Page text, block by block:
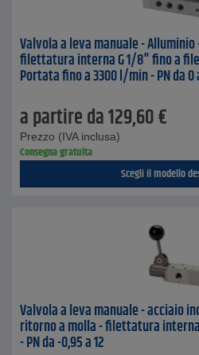
Valvola a leva manuale -
filettatura interna G 1/8" fino a
Portata fino a 3300 l/min - PN da 0
a partire da129,60€
Prezzo (IVA inclusa)
Consegna gratuita
Scegli il modello
Valvola a leva manuale - acciaio
ritorno a molla - filettatura
- PN da -0,95 a 12